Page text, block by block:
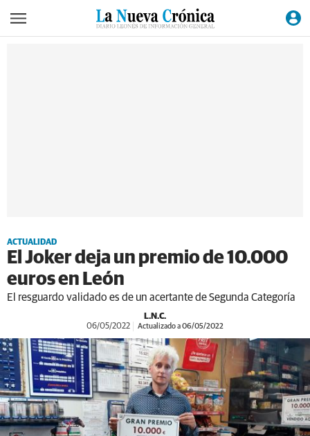
ACTUALIDAD
El Joker deja un premio de 10.000
euros en León
El resguardo validado es de un acertante de Segunda Categoría
L.N.C.
06/05/2022 Actualizado a 06/05/2022